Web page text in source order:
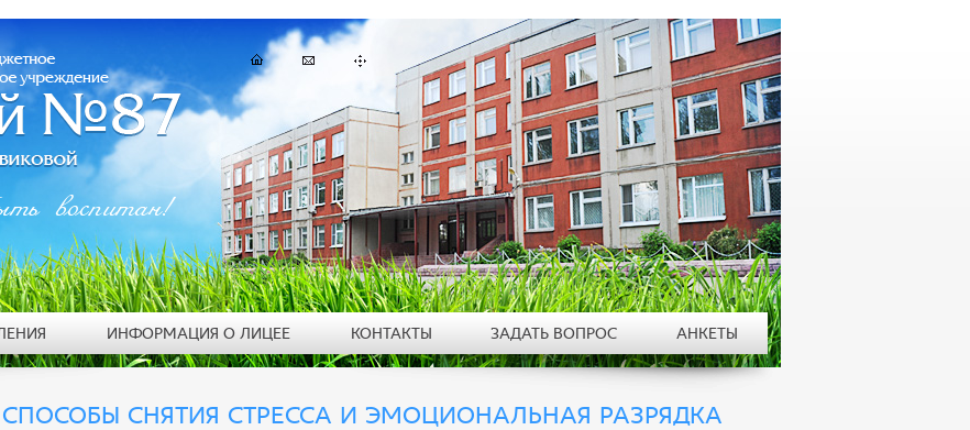
СПОСОБЫ СНЯТИЯ СТРЕССА И ЭМОЦИОНАЛЬНАЯ РАЗРЯДКА
воспитан!
ИНФОРМАЦИЯ О ЛИЦЕЕ КОНТАКТЫ ЗАДАТЬ ВОПРОС АНКЕТЫ